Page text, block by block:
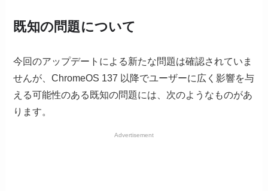
既知の問題について
今回のアップデートによる新たな問題は確認されていま
せんが、ChromeOS 137 以降でユーザーに広く影響を与
える可能性のある既知の問題には、次のようなものがあ
ります。
Advertisement